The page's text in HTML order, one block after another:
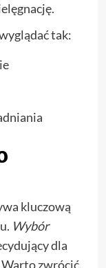
tak:
kluczową
Wybór
dla
zwrócić